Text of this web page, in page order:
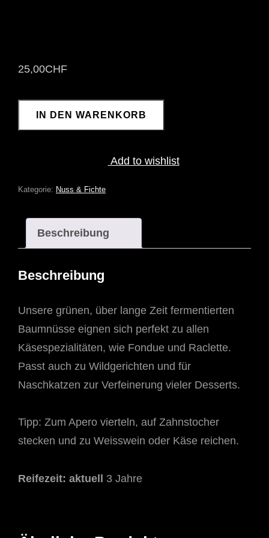
25,00CHF
DULLIKER
BAUMNUSS
IN DEN WARENKORB
Add to wishlist
Kategorie: Nuss & Fichte
Beschreibung
Beschreibung
Unsere grünen, über lange Zeit fermentierten
Baumnüsse eignen sich perfekt zu allen
Käsespezialitäten, wie Fondue und Raclette.
Passt auch zu Wildgerichten und für
Naschkatzen zur Verfeinerung vieler Desserts.
Tipp: Zum Apero vierteln, auf Zahnstocher
stecken und zu Weisswein oder Käse reichen.
Reifezeit: aktuell 3 Jahre